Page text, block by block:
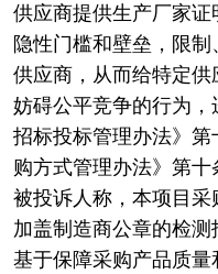
供应商提供生产厂家
隐性门槛和壁垒，限
供应商，从而给特定
妨碍公平竞争的行为
招标投标管理办法》
购方式管理办法》第十
被投诉人称，本项目
加盖制造商公章的检
基于保障采购产品质